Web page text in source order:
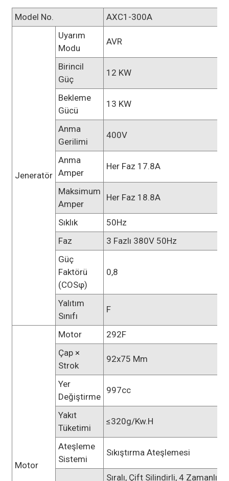
Model No. AXC1-300A
Jeneratör
Uyarım
Modu
AVR
Birincil
Güç
12 KW
Bekleme
Gücü
13 KW
Anma
Gerilimi
400V
Anma
Amper
Her Faz 17.8A
Maksimum
Amper
Her Faz 18.8A
Sıklık
50Hz
Faz
3 Fazlı 380V 50Hz
Güç
Faktörü
(COSφ)
0,8
Yalıtım
Sınıfı
F
Motor
Motor
292F
Çap ×
Strok
92x75 Mm
Yer
Değiştirme
997cc
Yakıt
Tüketimi
≤320g/kw.h
Ateşleme
Sistemi
Sıkıştırma Ateşlemesi
Sıralı, Çift Silindirli, 4 Zamanlı,